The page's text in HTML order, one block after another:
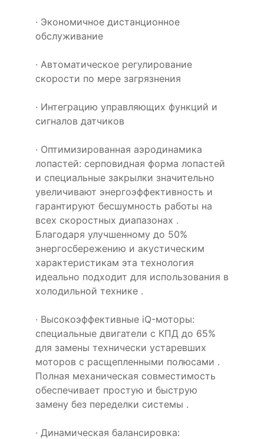
· Экономичное дистанционное
обслуживание
· Автоматическое регулирование
скорости по мере загрязнения
· Интеграцию управляющих функций и
сигналов датчиков
· Оптимизированная аэродинамика
лопастей: серповидная форма лопастей
и специальные закрылки значительно
увеличивают энергоэффективность и
гарантируют бесшумность работы на
всех скоростных диапазонах .
Благодаря улучшенному до 50%
энергосбережению и акустическим
характеристикам эта технология
идеально подходит для использования в
холодильной технике .
· Высокоэффективные iQ-моторы:
специальные двигатели с КПД до 65%
для замены технически устаревших
моторов с расщепленными полюсами .
Полная механическая совместимость
обеспечивает простую и быструю
замену без переделки системы .
· Динамическая балансировка: